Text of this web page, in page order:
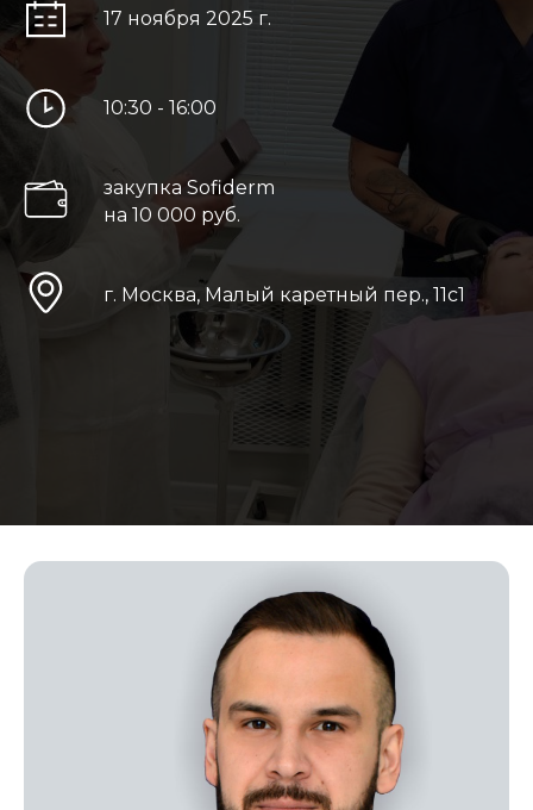
17 ноября 2025 г.
10:30 - 16:00
закупка Sofiderm
на 10 000 руб.
г. Москва, Малый каретный пер., 11с1